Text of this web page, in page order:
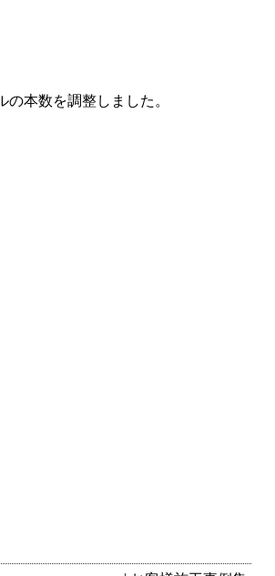
本数を調整しました。